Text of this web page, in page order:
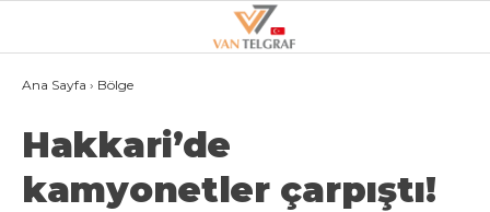
26.3°
GALERİ
VAN
Ana Sayfa › Bölge
Hakkari’de
kamyonetler çarpıştı!